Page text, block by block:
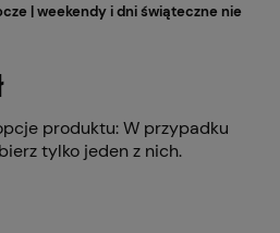
| weekendy i dni świąteczne nie
produktu:W przypadku
tylko jeden z nich.